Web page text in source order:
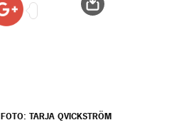
FOTO: TARJA QVICKSTRÖM